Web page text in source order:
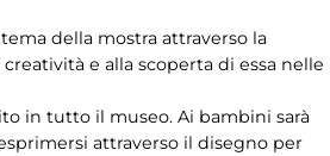
della mostra attraverso la
e alla scoperta di essa nelle
in tutto il museo. Ai bambini sarà
attraverso il disegno per